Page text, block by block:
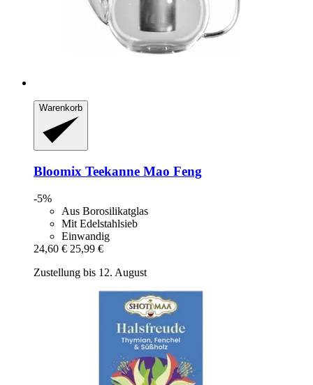
Warenkorb
Bloomix Teekanne Mao Feng
-5%
Aus Borosilikatglas
Mit Edelstahlsieb
Einwandig
24,60 € 25,99 €
Zustellung bis 12. August